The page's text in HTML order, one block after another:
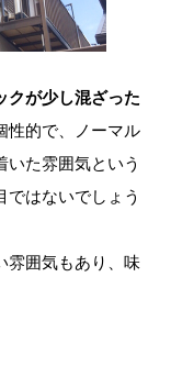
クが少し混ざった
性的で、ノーマル
た雰囲気という
ではないでしょう
雰囲気もあり、味